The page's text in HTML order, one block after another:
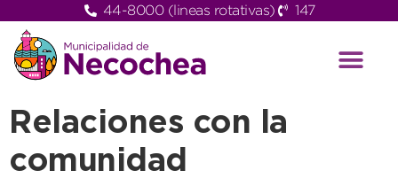
44-8000 (lineas rotativas) 147
Relaciones con la
comunidad